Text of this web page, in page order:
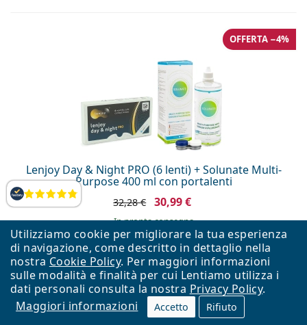
Utilizziamo cookie per migliorare la tua esperienza
di navigazione, come descritto in dettaglio nella
nostra Cookie Policy. Per maggiori informazioni
sulle modalità e finalità per cui Lentiamo utilizza i
dati personali consulta la nostra Privacy Policy.
Maggiori informazioni
Accetto Rifiuto
Valutazione
Lenjoy Day & Night PRO (6 lenti) + Solunate Multi-
Purpose 400 ml con portalenti
OFFERTA −4%
32,28 € 30,99 €
in pronta consegna
OFFERTA −9%